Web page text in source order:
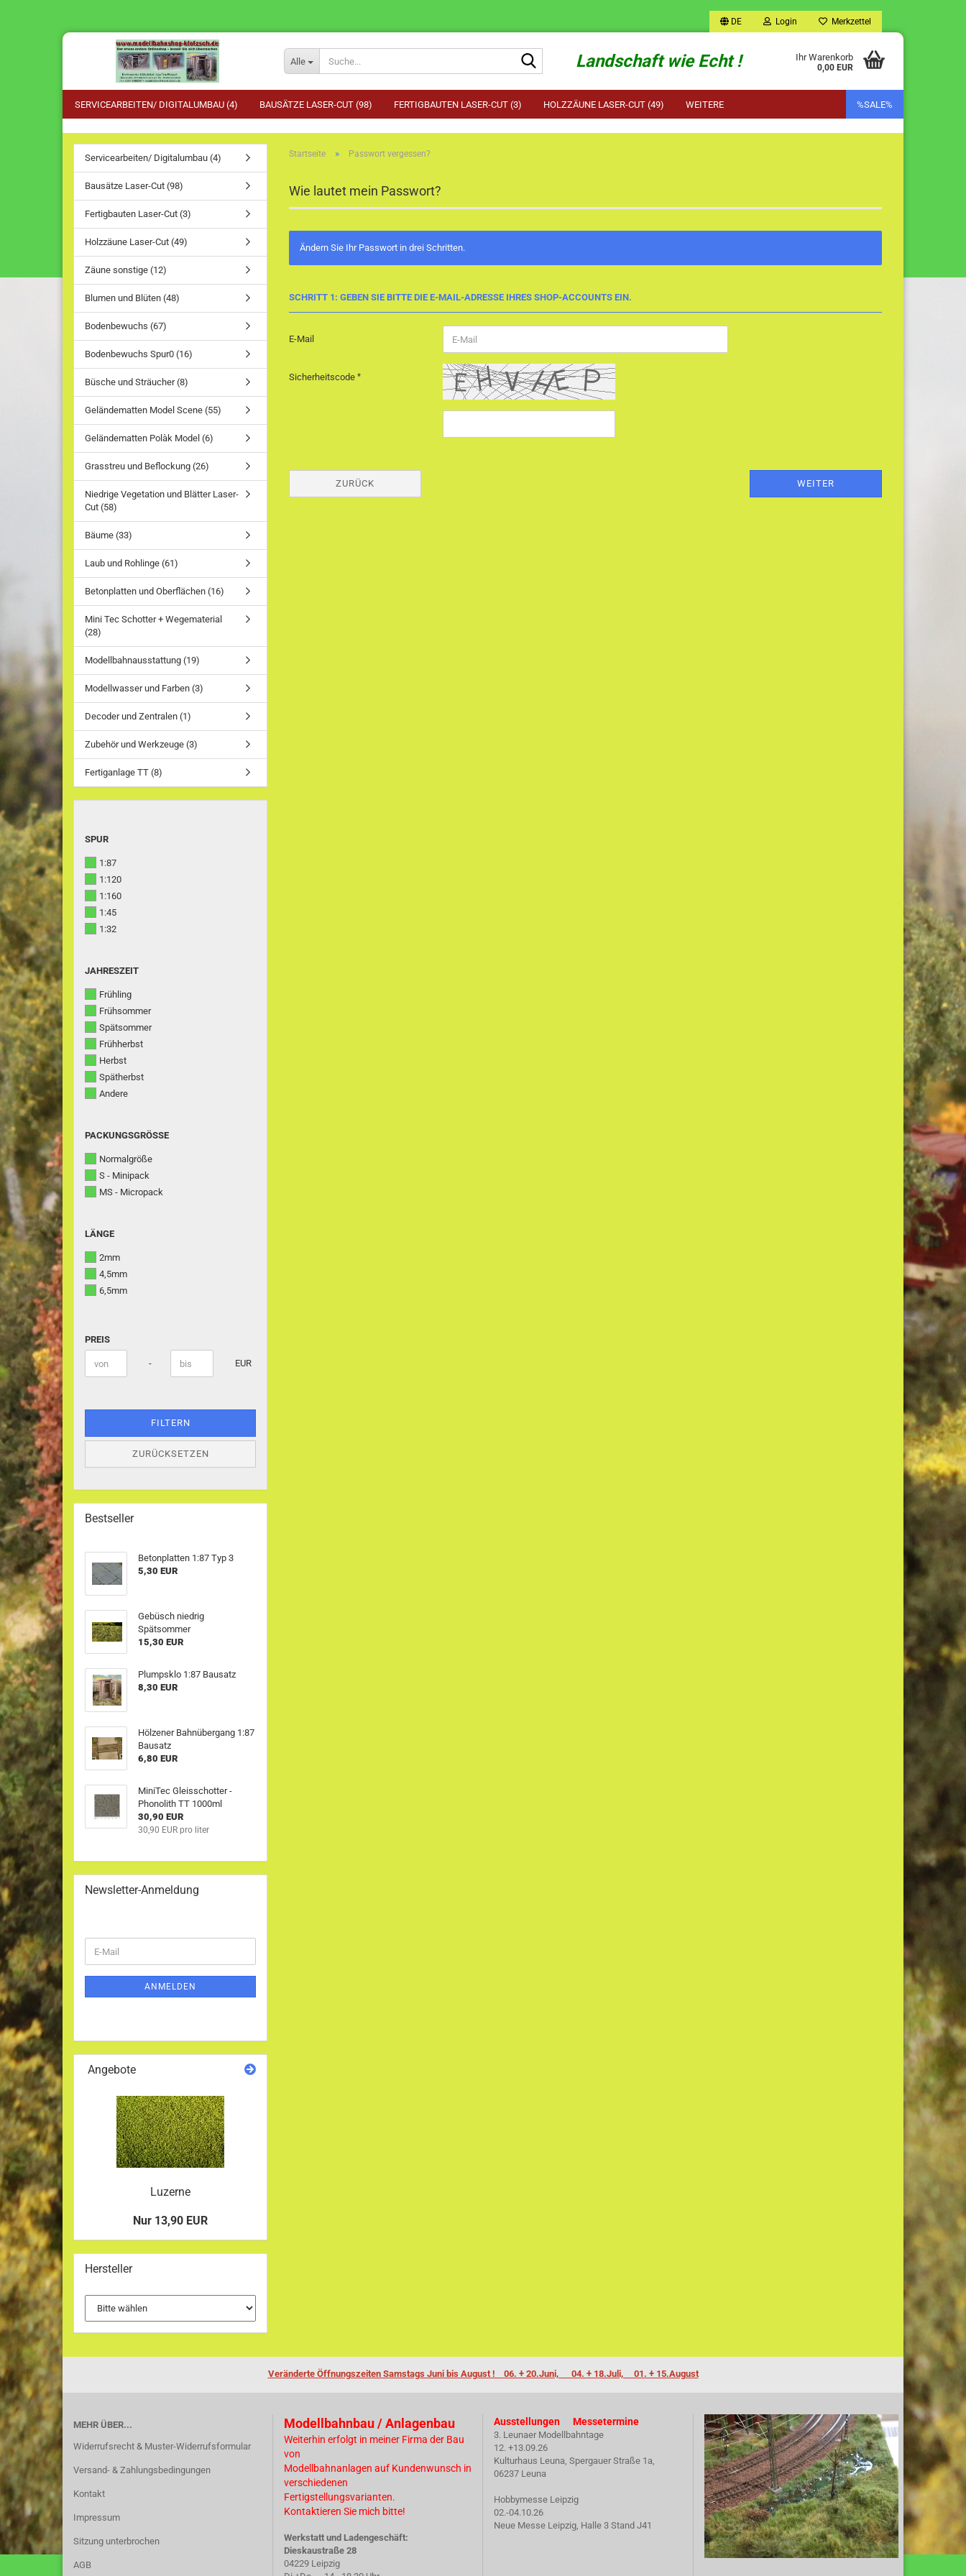
DE Login Merkzettel
Alle Landschaft wie Echt ! Ihr Warenkorb
0,00 EUR
SERVICEARBEITEN/ DIGITALUMBAU (4) BAUSÄTZE LASER-CUT (98) FERTIGBAUTEN LASER-CUT (3) HOLZZÄUNE LASER-CUT (49) %SALE%
WEITERE
Startseite » Passwort vergessen?
Wie lautet mein Passwort?
Ändern Sie Ihr Passwort in drei Schritten.
SCHRITT 1: GEBEN SIE BITTE DIE E-MAIL-ADRESSE IHRES SHOP-ACCOUNTS EIN.
E-Mail
Sicherheitscode
ZURÜCK WEITER
Servicearbeiten/ Digitalumbau (4)
Bausätze Laser-Cut (98)
Fertigbauten Laser-Cut (3)
Holzzäune Laser-Cut (49)
Zäune sonstige (12)
Blumen und Blüten (48)
Bodenbewuchs (67)
Bodenbewuchs Spur0 (16)
Büsche und Sträucher (8)
Geländematten Model Scene (55)
Geländematten Polàk Model (6)
Grasstreu und Beflockung (26)
Niedrige Vegetation und Blätter Laser-
Cut (58)
Bäume (33)
Laub und Rohlinge (61)
Betonplatten und Oberflächen (16)
Mini Tec Schotter + Wegematerial
(28)
Modellbahnausstattung (19)
Modellwasser und Farben (3)
Decoder und Zentralen (1)
Zubehör und Werkzeuge (3)
Fertiganlage TT (8)
SPUR
SPUR
1:87
1:120
1:160
1:45
1:32
JAHRESZEIT
JAHRESZEIT
Frühling
Frühsommer
Spätsommer
Frühherbst
Herbst
Spätherbst
Andere
PACKUNGSGRÖSSE
PACKUNGSGRÖSSE
Normalgröße
S - Minipack
MS - Micropack
LÄNGE
LÄNGE
2mm
4,5mm
6,5mm
PREIS
Preis bis - EUR
FILTERN
ZURÜCKSETZEN
Bestseller
Betonplatten 1:87 Typ 3
5,30 EUR
Gebüsch niedrig
Spätsommer
15,30 EUR
Plumpsklo 1:87 Bausatz
8,30 EUR
Hölzener Bahnübergang 1:87
Bausatz
6,80 EUR
MiniTec Gleisschotter -
Phonolith TT 1000ml
30,90 EUR
30,90 EUR pro liter
Newsletter-Anmeldung
ZUR
E-
Mail
ANMELDEN
Angebote
Luzerne
Nur 13,90 EUR
Hersteller
Veränderte Öffnungszeiten Samstags Juni bis August ! 06. + 20.Juni, 04. + 18.Juli, 01. + 15.August
MEHR ÜBER...
Widerrufsrecht & Muster-Widerrufsformular
Versand- & Zahlungsbedingungen
Kontakt
Impressum
Sitzung unterbrochen
AGB
Modellbahnbau / Anlagenbau
Weiterhin erfolgt in meiner Firma der Bau
von
Modellbahnanlagen auf Kundenwunsch in
verschiedenen
Fertigstellungsvarianten.
Kontaktieren Sie mich bitte!
Werkstatt und Ladengeschäft:
Dieskaustraße 28
04229 Leipzig
Ausstellungen Messetermine
3. Leunaer Modellbahntage
12. +13.09.26
Kulturhaus Leuna, Spergauer Straße 1a,
06237 Leuna
Hobbymesse Leipzig
02.-04.10.26
Neue Messe Leipzig, Halle 3 Stand J41